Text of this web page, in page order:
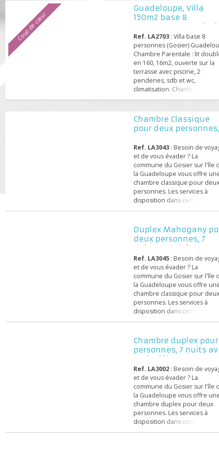
proposés par cette
dans les alentours
vacances mémorables :
parcours sportif en plein
ping-pong, pétanque,
kayak, jet ski, parapente,
en mer en catamaran, m...
Coup de cœur
Guadeloupe, Villa
150m2 base 8
personnes avec
Ref. LA2703: Villa base 8
personnes (Gosier)
Chambre Parentale : lit
en 160, 16m2, ouverte sur
terrasse avec piscine, 2
penderies, sdb et wc,
double en 140, 12m2 avec
armoire-penderie,
14m2 avec grande
penderie, climatisation
Douche et lavabo, sèche-
cheveux, plaques,
Wc :...
Chambre Classique
pour deux
nuits avec pet...
Ref. LA3043 : Besoin de
et de vous évader ? La
commune du Gosier sur
la Guadeloupe vous offre
chambre classique pour
disposition dans cette
résidence hôtelière sont
destinés à rendre votre
plus agréable : 4 cabines
soins et massages, 1
sauna, 1 espace de
intérieur, 1 deck de
extérieur et 1 salle de
Duplex Mahogany
deux personnes, 7
nuits- Guadeloup...
Ref. LA3045 : Besoin de
et de vous évader ? La
commune du Gosier sur
la Guadeloupe vous offre
chambre classique pour
disposition dans cette
résidence hôtelière sont
plus agréable : 4 cabines
soins et massages, 1
sauna, 1 espace de
intérieur, 1 deck de
extérieur et 1 salle de fit...
Chambre duplex
personnes, 7 nuits
petit-déj...
Ref. LA3002: Besoin de
et de vous évader ? La
commune du Gosier sur
la Guadeloupe vous offre